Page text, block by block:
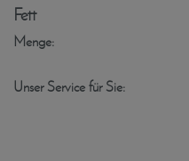
Fett
Menge:
Unser Service für Sie: